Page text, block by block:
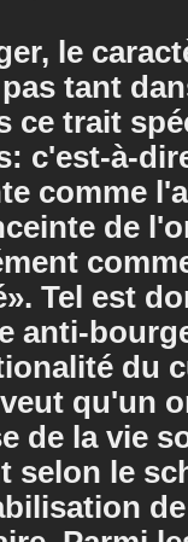
le
tant
ce trait
c'est-à-
comme
de
Tel est
anti-
du
qu'un
de la vie
selon le